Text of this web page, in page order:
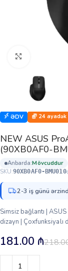
Böyütmək
ƏDV 24
NEW ASUS
(90XB0AF0-
anbarda: mövcuddur
SKU:90XB0AF0-BMU010
2-3 iş günü
Simsiz bağlantı |
dizayn | Çoxfunksiyalı
181.00 ₼